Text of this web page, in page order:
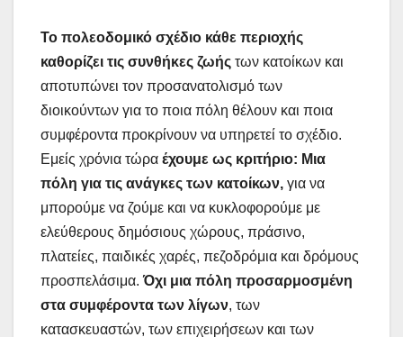
Το πολεοδομικό σχέδιο κάθε περιοχής
καθορίζει τις συνθήκες ζωής των κατοίκων και
αποτυπώνει τον προσανατολισμό των
διοικούντων για το ποια πόλη θέλουν και ποια
συμφέροντα προκρίνουν να υπηρετεί το σχέδιο.
Εμείς χρόνια τώρα έχουμε ως κριτήριο: Μια
πόλη για τις ανάγκες των κατοίκων, για να
μπορούμε να ζούμε και να κυκλοφορούμε με
ελεύθερους δημόσιους χώρους, πράσινο,
πλατείες, παιδικές χαρές, πεζοδρόμια και δρόμους
προσπελάσιμα.Όχι μια πόλη προσαρμοσμένη
στα συμφέροντα των λίγων, των
κατασκευαστών, των επιχειρήσεων και των